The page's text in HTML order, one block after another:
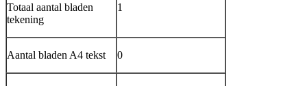
Totaal aantal bladen
tekening
1
Aantal bladen A4 tekst 0